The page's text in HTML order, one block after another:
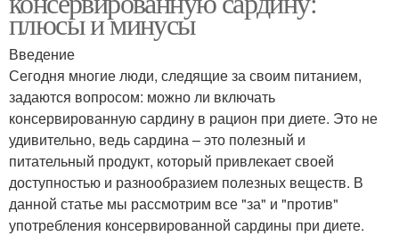
плюсы и минусы
Введение
Сегодня многие люди, следящие за своим питанием,
задаются вопросом: можно ли включать
консервированную сардину в рацион при диете. Это не
удивительно, ведь сардина – это полезный и
питательный продукт, который привлекает своей
доступностью и разнообразием полезных веществ. В
данной статье мы рассмотрим все "за" и "против"
употребления консервированной сардины при диете.